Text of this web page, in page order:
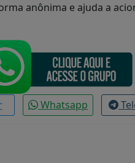
anônima e ajuda a
Whatsapp